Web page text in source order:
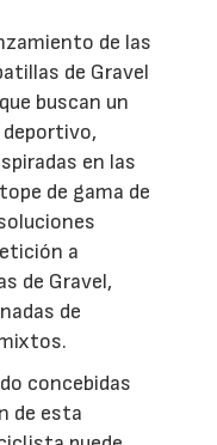
de las
de Gravel
buscan un
en las
de gama de
a
de Gravel,
de
concebidas
de esta